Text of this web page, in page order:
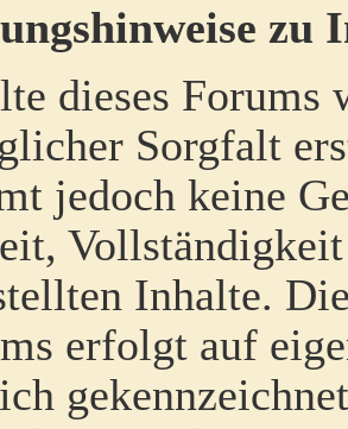
zu
dieses Forums
Sorgfalt
jedoch keine
Inhalte.
erfolgt auf